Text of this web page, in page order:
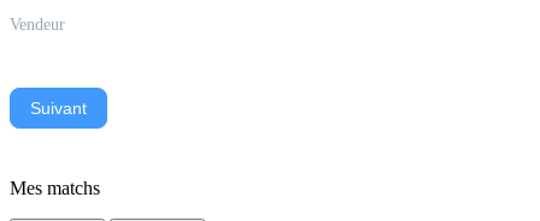
Vendeur
Suivant
Mes matchs